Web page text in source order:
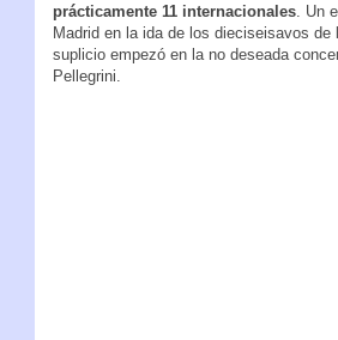
prácticamente 11 internacionales . Un
Madrid en la ida de los dieciseisavos
suplicio empezó en la no deseada
Pellegrini.